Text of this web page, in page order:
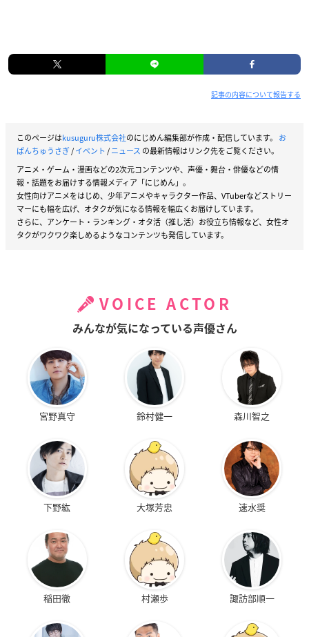
記事の内容について報告する
このページはkusuguru株式会社のにじめん編集部が作成・配信しています。 お
ぱんちゅうさぎ/イベント /ニュース の最新情報はリンク先をご覧ください。
アニメ・ゲーム・漫画などの2次元コンテンツや、声優・舞台・俳優などの情
報・話題をお届けする情報メディア「にじめん」。
女性向けアニメをはじめ、少年アニメやキャラクター作品、VTuberなどストリー
マーにも幅を広げ、オタクが気になる情報を幅広くお届けしています。
さらに、アンケート・ランキング・オタ活（推し活）お役立ち情報など、女性オ
タクがワクワク楽しめるようなコンテンツも発信しています。
VOICE ACTOR
みんなが気になっている声優さん
宮野真守 鈴村健一 森川智之
下野紘 大塚芳忠 速水奨
稲田徹 村瀬歩 諏訪部順一